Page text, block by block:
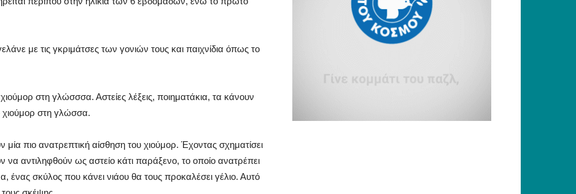
με τις γκριμάτσες των γονιών τους και παιχνίδια όπως το
στη γλώσσσα. Αστείες λέξεις, ποιηματάκια, τα κάνουν
χιούμορ στη γλώσσα.
μία πιο ανατρεπτική αίσθηση του χιούμορ. Έχοντας σχηματίσει
να αντιληφθούν ως αστείο κάτι παράξενο, το οποίο ανατρέπει
ένας σκύλος που κάνει νιάου θα τους προκαλέσει γέλιο. Αυτό